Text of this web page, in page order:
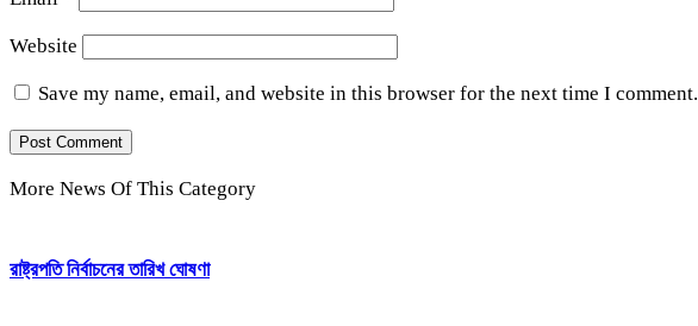
Website
Save my name, email, and website in this browser for the next time I comment.
More News Of This Category
রাষ্ট্রপতি নির্বাচনের তারিখ ঘোষণা